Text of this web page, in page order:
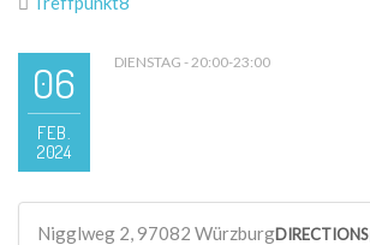
06
FEB.
2024
DIENSTAG - 20:00-23:00
Nigglweg 2, 97082 WürzburgDIRECTIONS